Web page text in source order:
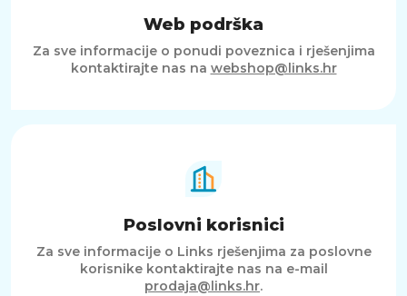
Web podrška
Za sve informacije o ponudi poveznica i rješenjima
kontaktirajte nas na webshop@links.hr
Poslovni korisnici
Za sve informacije o Links rješenjima za poslovne
korisnike kontaktirajte nas na e-mail
prodaja@links.hr.